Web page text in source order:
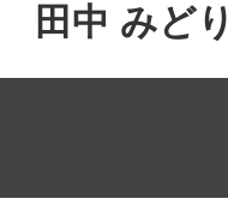
田中 みどり